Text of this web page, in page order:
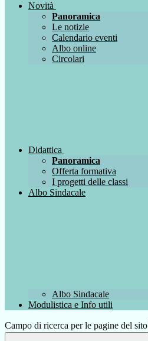
Novità
Panoramica
Le notizie
Calendario eventi
Albo online
Circolari
Didattica
Panoramica
Offerta formativa
I progetti delle classi
Albo Sindacale
Albo Sindacale
Modulistica e Info utili
Campo di ricerca per le pagine del sito